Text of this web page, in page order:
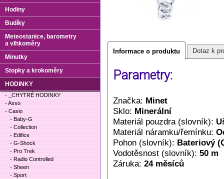
Informace o produktu Dotaz k
Parametry:
Značka: Minet
Sklo: Minerální
Materiál pouzdra (slovník):
Materiál náramku/řemínku:
Pohon (slovník): Bateriový
Vodotěsnost (slovník): 50 m
Záruka: 24 měsíců
Hodiny
Budíky
Meteostanice, barometry
a vlhkoměry
Minutky
Stopky a krokoměry
HODINKY
- _CHYTRÉ HODINKY
- Asso
- Casio
- Baby-G
- Collection
- Edifice
- G-Shock
- Pro Trek
- Radio Controlled
- Sheen
- Sport